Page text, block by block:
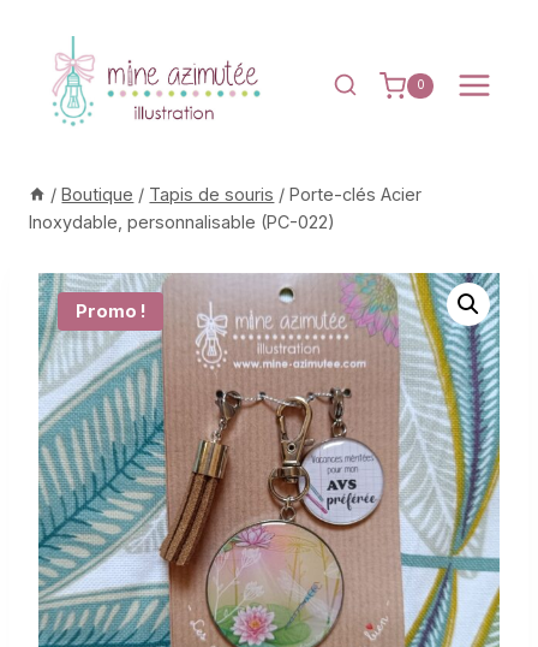
contenu
0
/ Boutique / Tapis de souris / Porte-clés Acier
Inoxydable, personnalisable (PC-022)
Promo !